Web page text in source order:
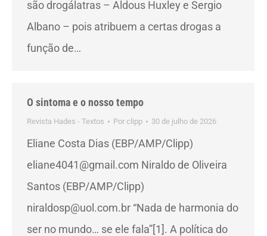
são drogálatras – Aldous Huxley e Sergio
Albano – pois atribuem a certas drogas a
função de…
O sintoma e o nosso tempo
Revista Hades - Textos Por clipp 30 de julho de 2026
Eliane Costa Dias (EBP/AMP/Clipp)
eliane4041@gmail.com Niraldo de Oliveira
Santos (EBP/AMP/Clipp)
niraldosp@uol.com.br “Nada de harmonia do
ser no mundo… se ele fala”[1]. A política do